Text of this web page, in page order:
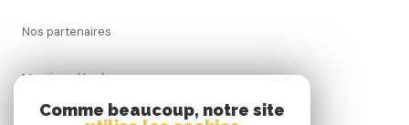
nos partenaires
mentions légales
Comme beaucoup, notre site